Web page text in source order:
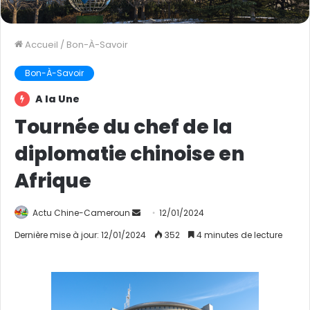
Accueil / Bon-À-Savoir
Bon-À-Savoir
A la Une
Tournée du chef de la
diplomatie chinoise en
Afrique
Actu Chine-Cameroun
n
12/01/2024
Dernière mise à jour: 12/01/2024
352 4 minutes de lecture